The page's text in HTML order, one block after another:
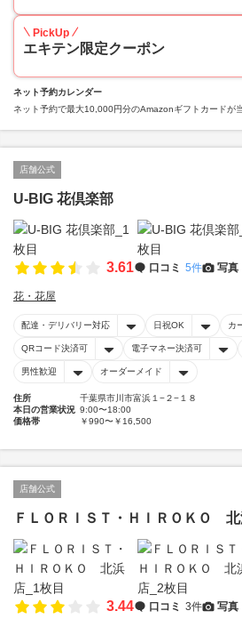
PickUp
エキテン限定クーポン
ネット予約カレンダー
ネット予約で最大10,000円分のAmazonギフトカードが
店舗公式
U-BIG 花倶楽部
3.61 口コミ 5件 写真
花・花屋
配達・デリバリー対応 日祝OK カ
QRコード決済可 電子マネー決済可
男性歓迎 オーダーメイド
住所
千葉県市川市富浜１−２−１８
本日の営業状況 9:00〜18:00
価格帯
￥990〜￥16,500
店舗公式
ＦＬＯＲＩＳＴ・ＨＩＲＯＫＯ
3.44 口コミ 3件 写真